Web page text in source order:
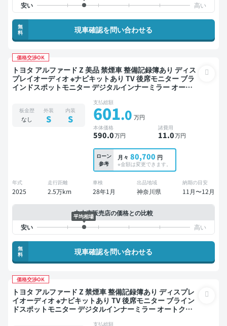
無
料
現車確認を問い合わせる
価格交渉OK
トヨタ アルファード Z 美品 禁煙車 整備記録簿あり ディス
プレイオーディオ ※ナビキットあり TV 後席モニター ブラ
インドスポットモニター デジタルインナーミラー オート
ックドア バックモニター 全方位カメラ ドライブレコーダ
ー 衝突軽減 両側電動スライドドア 7人乗り
板金歴
なし
外装
S
内装
S
支払総額
601.0 万円
本体価格
590.0万円
諸費用
11.0万円
ローン
参考
月々 80,700 円
※金額は変更できます。
年式
2025
走行距離
2.5万km
車検
28年1月
出品地域
神奈川県
納期の目安
11月〜12月
中古車販売店の価格との比較
平均相場
無
料
現車確認を問い合わせる
価格交渉OK
トヨタ アルファード Z 禁煙車 整備記録簿あり ディスプレ
イオーディオ ※ナビキットあり TV 後席モニター ブライン
ドスポットモニター デジタルインナーミラー オートクル
支払総額